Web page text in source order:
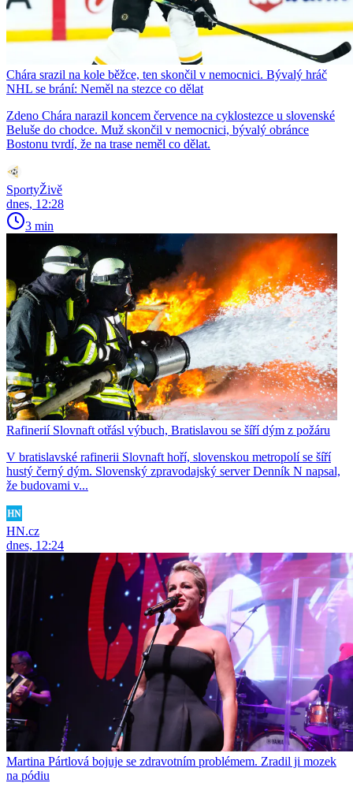
Chára srazil na kole běžce, ten skončil v nemocnici. Bývalý hráč
NHL se brání: Neměl na stezce co dělat
Zdeno Chára narazil koncem července na cyklostezce u slovenské
Beluše do chodce. Muž skončil v nemocnici, bývalý obránce
Bostonu tvrdí, že na trase neměl co dělat.
SportyŽivě
dnes, 12:28
3 min
Rafinerií Slovnaft otřásl výbuch, Bratislavou se šíří dým z požáru
V bratislavské rafinerii Slovnaft hoří, slovenskou metropolí se šíří
hustý černý dým. Slovenský zpravodajský server Denník N napsal,
že budovami v...
HN.cz
dnes, 12:24
Martina Pártlová bojuje se zdravotním problémem. Zradil ji mozek
na pódiu